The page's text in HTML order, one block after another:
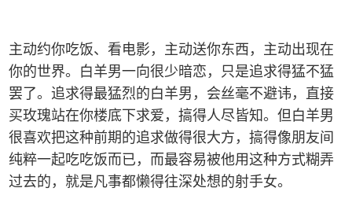
主动约你吃饭、看电影，主动送你东西，主动出现在
你的世界。白羊男一向很少暗恋，只是追求得猛不猛
罢了。追求得最猛烈的白羊男，会丝毫不避讳，直接
买玫瑰站在你楼底下求爱，搞得人尽皆知。但白羊男
很喜欢把这种前期的追求做得很大方，搞得像朋友间
纯粹一起吃吃饭而已，而最容易被他用这种方式糊弄
过去的，就是凡事都懒得往深处想的射手女。